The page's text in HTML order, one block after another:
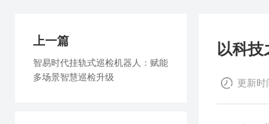
以科技
更新时
上一篇
智易时代挂轨式巡检机器人：赋能
多场景智慧巡检升级